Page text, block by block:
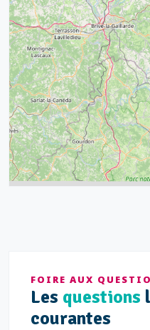
14
52
43
FOIRE AUX
Les questions
courantes